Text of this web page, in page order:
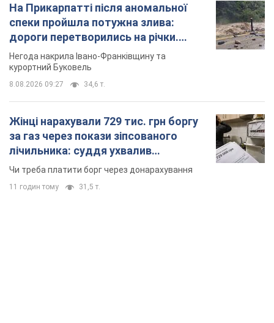
На Прикарпатті після аномальної
спеки пройшла потужна злива:
дороги перетворились на річки.
Відео
Негода накрила Івано-Франківщину та
курортний Буковель
8.08.2026 09:27 34,6 т.
Жінці нарахували 729 тис. грн боргу
за газ через покази зіпсованого
лічильника: суддя ухвалив
неочікуване рішення
Чи треба платити борг через донарахування
11 годин тому 31,5 т.